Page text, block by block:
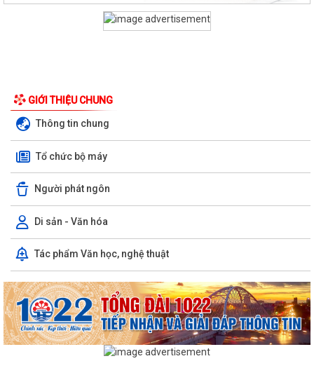
GIỚI THIỆU CHUNG
Thông tin chung
Tổ chức bộ máy
Người phát ngôn
Di sản - Văn hóa
Tác phẩm Văn học, nghệ thuật